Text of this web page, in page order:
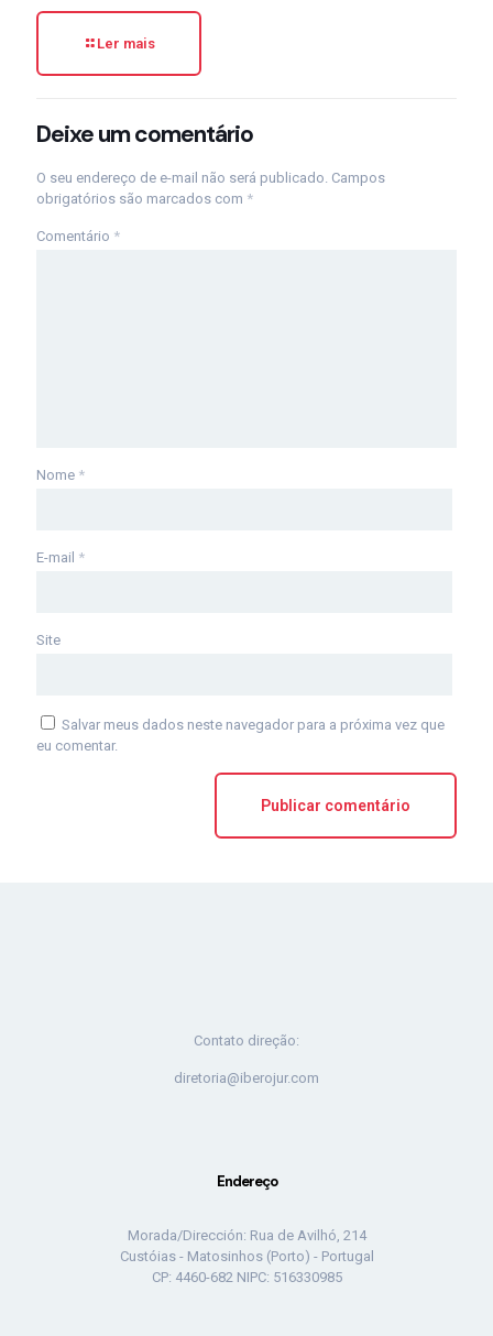
Ler mais
Deixe um comentário
O seu endereço de e-mail não será publicado. Campos
obrigatórios são marcados com *
Comentário *
Nome *
E-mail *
Site
Salvar meus dados neste navegador para a próxima vez que
eu comentar.
Contato direção:
diretoria@iberojur.com
Endereço
Morada/Dirección: Rua de Avilhó, 214
Custóias - Matosinhos (Porto) - Portugal
CP: 4460-682 NIPC: 516330985